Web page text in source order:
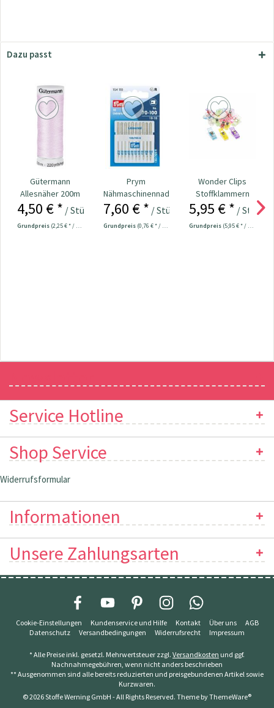
Dazu passt
Gütermann
Allesnäher 200m
Fb. 442 - hell
4,50 € * / Stück
Grundpreis (2,25 € * / 100 Meter)
Prym
Nähmaschinennadeln
130/705
Universal...
7,60 € * / Stück
Grundpreis (0,76 € * / 1 Stück)
Wonder Clips
Stoffklammern
klein - 20 Stück
5,95 € * / Stück
Grundpreis (5,95 € * / 1 Stück)
Service Hotline
Shop Service
Widerrufsformular
Informationen
Unsere Zahlungsarten
Cookie-Einstellungen Kundenservice und Hilfe Kontakt Über uns
AGB
Datenschutz
Versandbedingungen Widerrufsrecht Impressum
* Alle Preise inkl. gesetzl. Mehrwertsteuer zzgl. Versandkosten und ggf.
Nachnahmegebühren, wenn nicht anders beschrieben
** Ausgenommen sind alle bereits reduzierten und preisgebundenen Artikel sowie
Kurzwaren.
© 2026 Stoffe Werning GmbH - All Rights Reserved. Theme byThemeWare®